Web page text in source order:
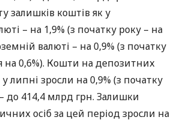
залишків коштів як у
– на 1,9% (з початку року – на
валюті – на 0,9% (з початку
на 0,6%). Кошти на депозитних
у липні зросли на 0,9% (з початку
до 414,4 млрд грн. Залишки
осіб за цей період зросли на